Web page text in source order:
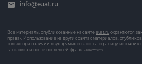
info@euat.ru
Все материалы, опубликованные на сайте euat.ru охраняются
правах. Использование на других сайтах материалов,
только при наличии двух прямых ссылок на страницу-источник
заголовка и после последней фразы. v202607031833